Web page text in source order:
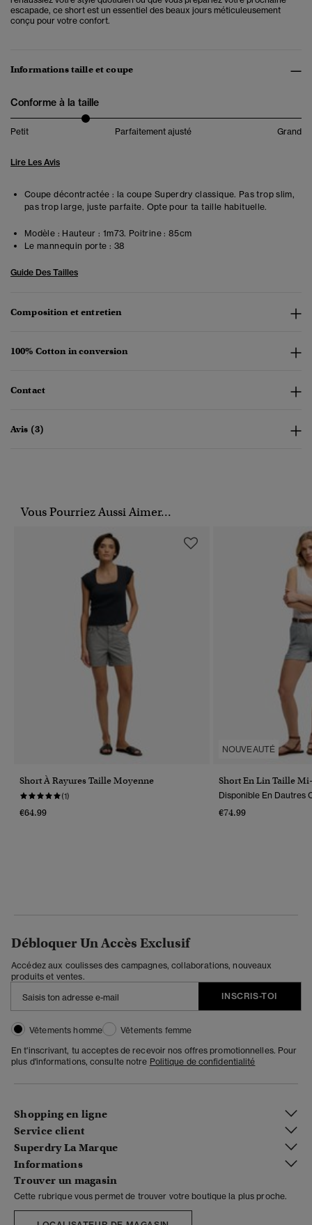
escapade, ce short est un essentiel des beaux jours méticuleusement
conçu pour votre confort.
Informations taille et coupe
Conforme à la taille
Petit Parfaitement ajusté Grand
Lire Les Avis
Coupe décontractée : la coupe Superdry classique. Pas trop slim,
pas trop large, juste parfaite. Opte pour ta taille habituelle.
Modèle : Hauteur : 1m73. Poitrine : 85cm
Le mannequin porte : 38
Guide Des Tailles
Composition et entretien
100% Cotton in conversion
Contact
Avis (3)
Vous Pourriez Aussi Aimer...
Short À Rayures Taille Moyenne
(1)
€64.99
NOUVEAUTÉ
Short En Lin Taille
Disponible En Dautres
€74.99
Débloquer Un Accès Exclusif
Accédez aux coulisses des campagnes, collaborations, nouveaux
produits et ventes.
INSCRIS-TOI
Vêtements homme
Vêtements femme
En t'inscrivant, tu acceptes de recevoir nos offres promotionnelles. Pour
plus d'informations, consulte notre Politique de confidentialité
Shopping en ligne
Service client
Superdry La Marque
Informations
Trouver un magasin
Cette rubrique vous permet de trouver votre boutique la plus proche.